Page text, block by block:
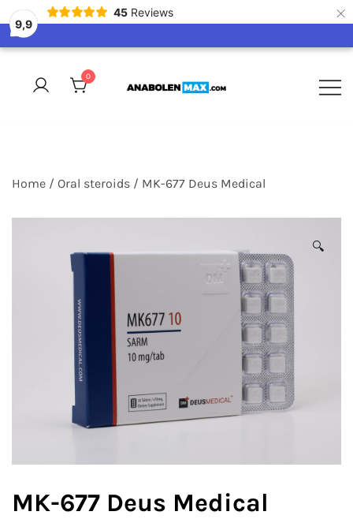
9,9
45 Reviews ×
Skip
content
0
Home / Oral steroids / MK-677 Deus Medical
🔍
MK-677 Deus Medical